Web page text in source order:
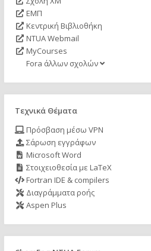
ΕΜΠ
Κεντρική Βιβλιοθήκη
NTUA Webmail
MyCourses
Fora άλλων σχολών
Τεχνικά Θέματα
Πρόσβαση μέσω VPN
Σάρωση εγγράφων
Microsoft Word
Στοιχειοθεσία με LaTeX
Fortran IDE & compilers
Διαγράμματα ροής
Aspen Plus